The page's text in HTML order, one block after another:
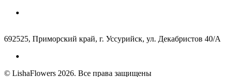
692525, Приморский край, г. Уссурийск, ул. Декабристов 40/А
© LishaFlowers 2026. Все права защищены